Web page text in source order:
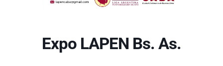
Expo LAPEN Bs. As.